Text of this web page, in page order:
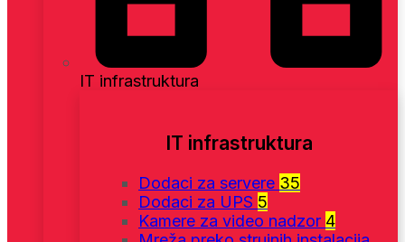
IT infrastruktura
IT infrastruktura
Dodaci za servere 35
Dodaci za UPS 5
Kamere za video nadzor 4